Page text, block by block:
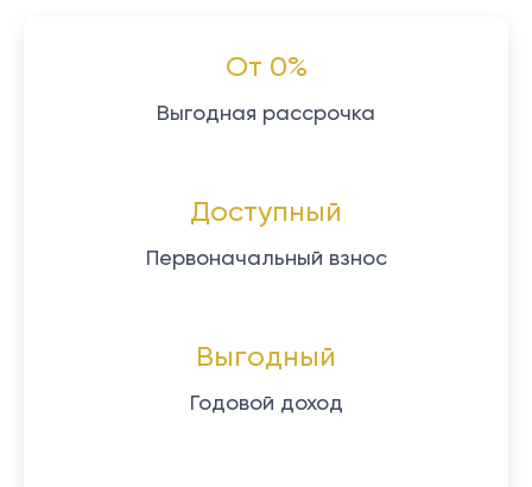
От 0%
Выгодная рассрочка
Доступный
Первоначальный взнос
Выгодный
Годовой доход